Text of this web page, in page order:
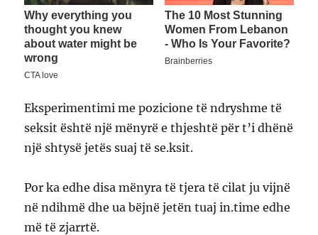
Eksperimentimi me pozicione të ndryshme të
seksit është një mënyrë e thjeshtë për t’i dhënë
një shtysë jetës suaj të se.ksit.
Por ka edhe disa mënyra të tjera të cilat ju vijnë
në ndihmë dhe ua bëjnë jetën tuaj in.time edhe
më të zjarrtë.